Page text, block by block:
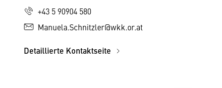
+43 5 90904 580
Manuela.Schnitzler@wkk.or.at
Detaillierte Kontaktseite